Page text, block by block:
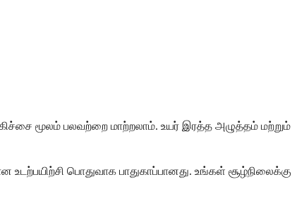
மூலம் பலவற்றை மாற்றலாம். உயர் இரத்த அழுத்தம் மற்றும்
பொதுவாக பாதுகாப்பானது. உங்கள் சூழ்நிலைக்கு